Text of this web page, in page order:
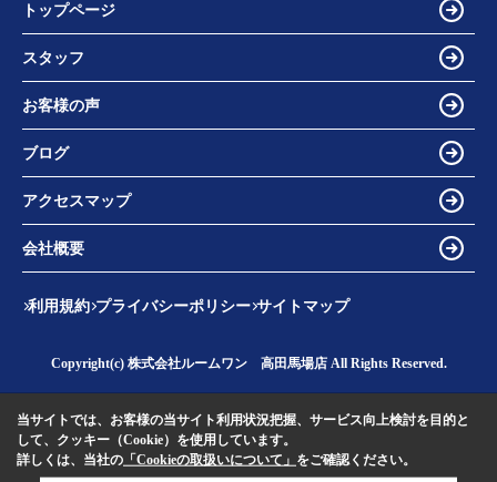
トップページ
スタッフ
お客様の声
ブログ
アクセスマップ
会社概要
利用規約 プライバシーポリシー サイトマップ
Copyright(c) 株式会社ルームワン 高田馬場店 All Rights Reserved.
当サイトでは、お客様の当サイト利用状況把握、サービス向上検討を目的と
して、クッキー（Cookie）を使用しています。
詳しくは、当社の 「Cookieの取扱いについて」 をご確認ください。